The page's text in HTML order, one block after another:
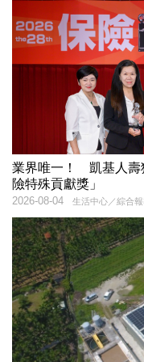
業界唯一！ 凱基人壽
險特殊貢獻獎」
生活中心／綜合報
2026-08-04